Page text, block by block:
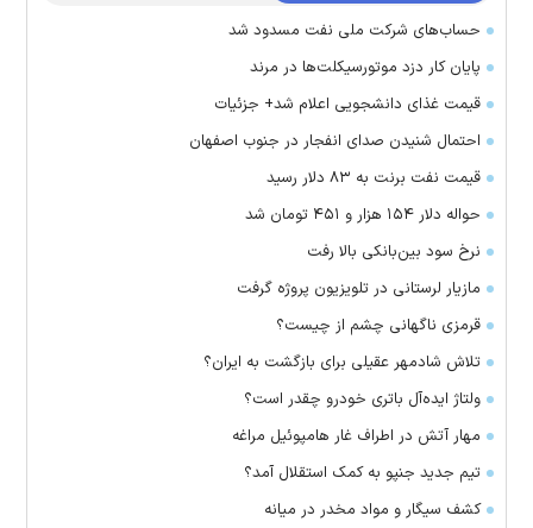
حساب‌های شرکت ملی نفت مسدود شد
پایان کار دزد موتورسیکلت‌ها در مرند
قیمت غذای دانشجویی اعلام شد+ جزئیات
احتمال شنیدن صدای انفجار در جنوب اصفهان
قیمت نفت برنت به ۸۳ دلار رسید
حواله دلار ۱۵۴ هزار و ۴۵۱ تومان شد
نرخ سود بین‌بانکی بالا رفت
مازیار لرستانی در تلویزیون پروژه گرفت
قرمزی ناگهانی چشم از چیست؟
تلاش شادمهر عقیلی برای بازگشت به ایران؟
ولتاژ ایده‌آل باتری خودرو چقدر است؟
مهار آتش در اطراف غار هامپوئیل مراغه
تیم جدید جنپو به کمک استقلال آمد؟
کشف سیگار و مواد مخدر در میانه